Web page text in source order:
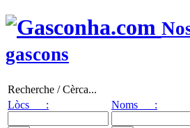
gascons
Recherche / Cèrca...
Lòcs :
Noms :